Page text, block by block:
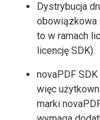
Dystrybucja
obowiązkowa
to w ramach
licencję SDK).
novaPDF
więc
marki